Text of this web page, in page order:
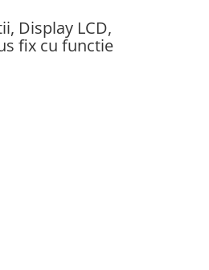
Display LCD,
fix cu functie